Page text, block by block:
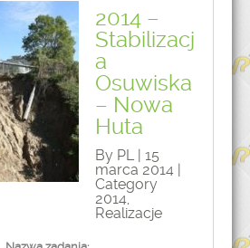
2014 –
Stabilizacj
a
Osuwiska
– Nowa
Huta
By PL | 15
marca 2014 |
Category
2014,
Realizacje